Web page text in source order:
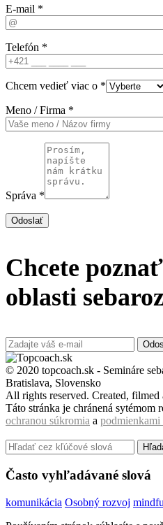
E-mail *
Telefón *
Chcem vedieť viac o *
Meno / Firma *
Správa *
Odoslať
Chcete
oblasti
© 2020 topcoach.sk - Semináre
Bratislava, Slovensko
All rights reserved. Created, filmed
Táto stránka je chránená
ochranou súkromia a podmienkami
Často vyhľadávané slová
komunikácia Osobný rozvoj